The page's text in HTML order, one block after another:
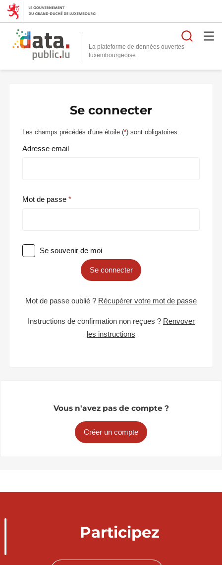
La plateforme de données ouvertes
Se connecter
Les champs précédés d'une étoile (*) sont obligatoires.
Adresse email
Mot de passe
Se souvenir de moi
Se connecter
Mot de passe oublié ? Récupérer votre mot de passe
Instructions de confirmation non reçues ? Renvoyer
les instructions
Vous n'avez pas de compte ?
Créer un compte
Participez